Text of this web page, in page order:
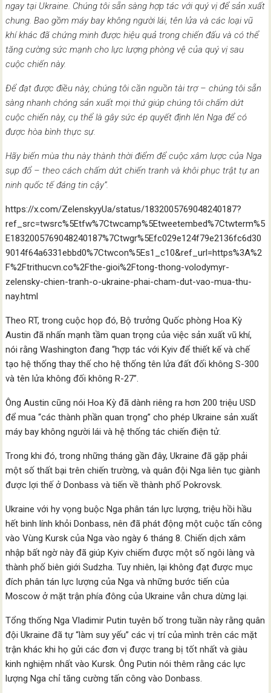
ngay tại Ukraine. Chúng tôi sẵn sàng hợp tác với quý vị để sản xuất
chung. Bao gồm máy bay không người lái, tên lửa và các loại vũ
khí khác đã chứng minh được hiệu quả trong chiến đấu và có thể
tăng cường sức mạnh cho lực lượng phòng vệ của quý vị sau
cuộc chiến này.
Để đạt được điều này, chúng tôi cần nguồn tài trợ – chúng tôi sẵn
sàng nhanh chóng sản xuất mọi thứ giúp chúng tôi chấm dứt
cuộc chiến này, cụ thể là gây sức ép quyết định lên Nga để có
được hòa bình thực sự.
Hãy biến mùa thu này thành thời điểm để cuộc xâm lược của Nga
sụp đổ – theo cách chấm dứt chiến tranh và khôi phục trật tự an
ninh quốc tế đáng tin cậy”.
https://x.com/ZelenskyyUa/status/1832005769048240187?
ref_src=twsrc%5Etfw%7Ctwcamp%5Etweetembed%7Ctwterm%5
E1832005769048240187%7Ctwgr%5Efc029e124f79e2136fc6d30
9014f64a6331ebbd0%7Ctwcon%5Es1_c10&ref_url=https%3A%2
F%2Ftrithucvn.co%2Fthe-gioi%2Ftong-thong-volodymyr-
zelensky-chien-tranh-o-ukraine-phai-cham-dut-vao-mua-thu-
nay.html
Theo RT, trong cuộc họp đó, Bộ trưởng Quốc phòng Hoa Kỳ
Austin đã nhấn mạnh tầm quan trọng của việc sản xuất vũ khí,
nói rằng Washington đang “hợp tác với Kyiv để thiết kế và chế
tạo hệ thống thay thế cho hệ thống tên lửa đất đối không S-300
và tên lửa không đối không R-27”.
Ông Austin cũng nói Hoa Kỳ đã dành riêng ra hơn 200 triệu USD
để mua “các thành phần quan trọng” cho phép Ukraine sản xuất
máy bay không người lái và hệ thống tác chiến điện tử.
Trong khi đó, trong những tháng gần đây, Ukraine đã gặp phải
một số thất bại trên chiến trường, và quân đội Nga liên tục giành
được lợi thế ở Donbass và tiến về thành phố Pokrovsk.
Ukraine với hy vọng buộc Nga phân tán lực lượng, triệu hồi hầu
hết binh lính khỏi Donbass, nên đã phát động một cuộc tấn công
vào Vùng Kursk của Nga vào ngày 6 tháng 8. Chiến dịch xâm
nhập bất ngờ này đã giúp Kyiv chiếm được một số ngôi làng và
thành phố biên giới Sudzha. Tuy nhiên, lại không đạt được mục
đích phân tán lực lượng của Nga và những bước tiến của
Moscow ở mặt trận phía đông của Ukraine vẫn chưa dừng lại.
Tổng thống Nga Vladimir Putin tuyên bố trong tuần này rằng quân
đội Ukraine đã tự “làm suy yếu” các vị trí của mình trên các mặt
trận khác khi họ gửi các đơn vị được trang bị tốt nhất và giàu
kinh nghiệm nhất vào Kursk. Ông Putin nói thêm rằng các lực
lượng Nga chỉ tăng cường tấn công vào Donbass.